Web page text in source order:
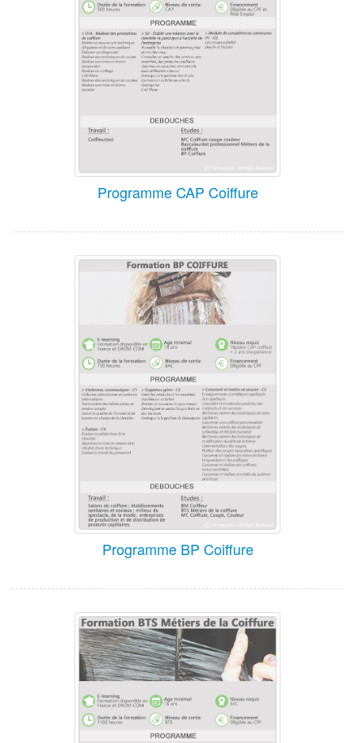
Programme CAP Coiffure
Programme BP Coiffure